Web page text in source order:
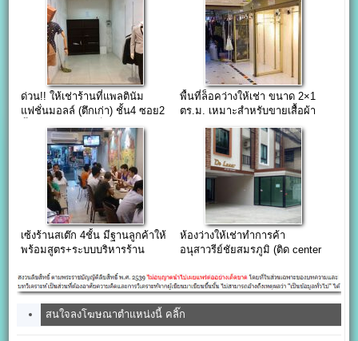
ด่วน!! ให้เช่าร้านที่แพลตินัม
แฟชั่นมอลล์ (ตึกเก่า) ชั้น4 ซอย2
พื้นที่11.48ตรม.(เต็มห้อง)
พื้นที่ล็อคว่างให้เช่า ขนาด 2×1
ตร.ม. เหมาะสำหรับขายเสื้อผ้า
แฟชั่นปลีก-ส่ง อาคารโชคอนันต์
แฟชั่น ประตูน้ำ
เซ้งร้านสเต๊ก 4ชั้น มีฐานลูกค้าให้
พร้อมสูตร+ระบบบริหารร้าน
ห้องว่างให้เช่าทำการค้า
อนุสาวรีย์ชัยสมรภูมิ (ติด center
สนใจลงโฆษณาตำแหน่งนี้ คลิ๊ก